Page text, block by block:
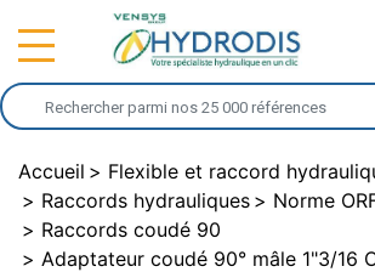
Accueil
Flexible et raccord
Raccords hydrauliques
Norme
Raccords coudé 90
Adaptateur coudé 90° mâle 1"3/16